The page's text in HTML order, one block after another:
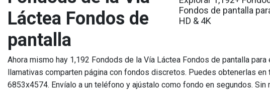
Láctea Fondos de
pantalla
Fondos de pantalla
HD & 4K
Ahora mismo hay 1,192 Fondods de la Vía Láctea Fondos de pantalla
llamativas comparten página con fondos discretos. Puedes obtenerlas en
6853x4574. Envíalo a un teléfono y ajústalo como fondo en segundos. Sin